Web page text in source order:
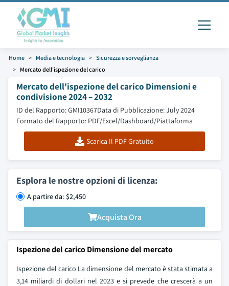
Home Media e tecnologia
Sicurezza e sorveglianza
Mercato dell'ispezione del carico
Mercato dell'ispezione del carico Dimensioni e
condivisione 2024 – 2032
ID del Rapporto: GMI10367Data di Pubblicazione: July 2024
Formato del Rapporto: PDF/Excel/Dashboard/Piattaforma
Scarica Il PDF Gratuito
Esplora le nostre opzioni di licenza:
A partire da: $2,450
Acquista Ora
Ispezione del carico Dimensione del mercato
Ispezione del carico La dimensione del mercato è stata stimata a
3,14 miliardi di dollari nel 2023 e si prevede che crescerà a un